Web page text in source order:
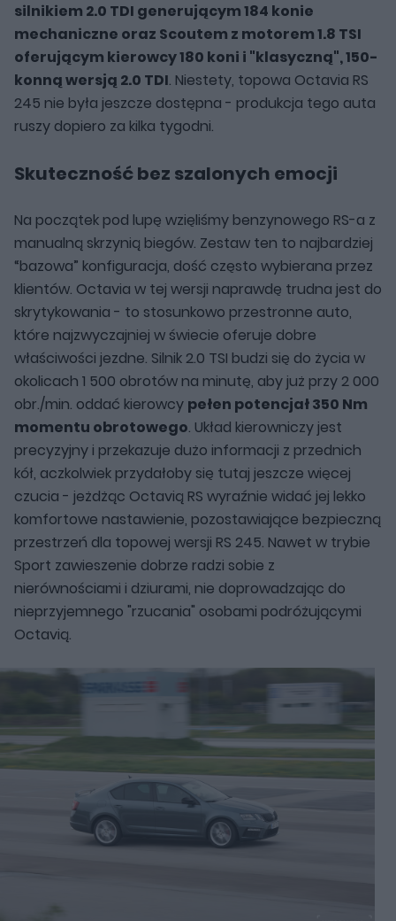
silnikiem 2.0 TDI generującym 184 konie
mechaniczne oraz Scoutem z motorem 1.8 TSI
oferującym kierowcy 180 koni i "klasyczną", 150-
konną wersją 2.0 TDI. Niestety, topowa Octavia RS
245 nie była jeszcze dostępna - produkcja tego auta
ruszy dopiero za kilka tygodni.
Skuteczność bez szalonych emocji
Na początek pod lupę wzięliśmy benzynowego RS-a z
manualną skrzynią biegów. Zestaw ten to najbardziej
“bazowa” konfiguracja, dość często wybierana przez
klientów. Octavia w tej wersji naprawdę trudna jest do
skrytykowania - to stosunkowo przestronne auto,
które najzwyczajniej w świecie oferuje dobre
właściwości jezdne. Silnik 2.0 TSI budzi się do życia w
okolicach 1 500 obrotów na minutę, aby już przy 2 000
obr./min. oddać kierowcy pełen potencjał 350 Nm
momentu obrotowego. Układ kierowniczy jest
precyzyjny i przekazuje dużo informacji z przednich
kół, aczkolwiek przydałoby się tutaj jeszcze więcej
czucia - jeżdżąc Octavią RS wyraźnie widać jej lekko
komfortowe nastawienie, pozostawiające bezpieczną
przestrzeń dla topowej wersji RS 245. Nawet w trybie
Sport zawieszenie dobrze radzi sobie z
nierównościami i dziurami, nie doprowadzając do
nieprzyjemnego "rzucania" osobami podróżującymi
Octavią.